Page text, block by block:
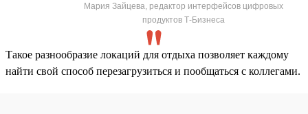
Мария Зайцева, редактор интерфейсов цифровых
продуктов Т-Бизнеса
Такое разнообразие локаций для отдыха позволяет каждому
найти свой способ перезагрузиться и пообщаться с коллегами.